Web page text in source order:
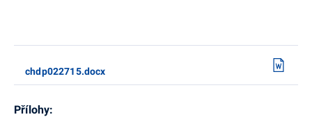
chdp022715.docx
Přílohy: